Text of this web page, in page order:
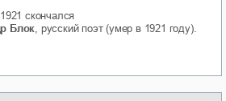
скончался
Блок , русский поэт (умер в 1921 году).